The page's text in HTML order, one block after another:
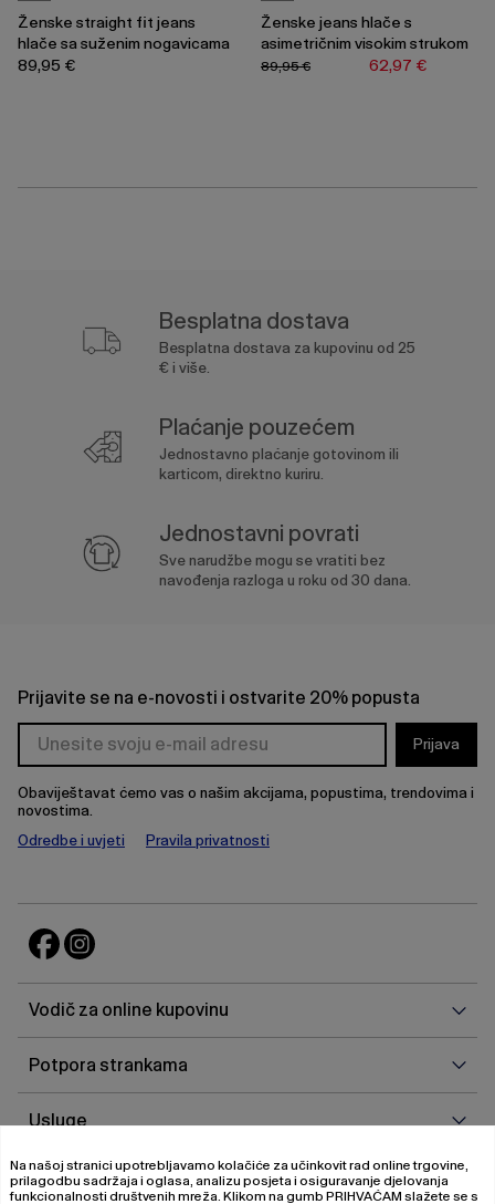
Ženske straight fit jeans
hlače sa suženim nogavicama
89,95 €
Ženske jeans hlače s
asimetričnim visokim strukom
62,97 €
89,95 €
Besplatna dostava
Besplatna dostava za kupovinu od 25
€ i više.
Plaćanje pouzećem
Jednostavno plaćanje gotovinom ili
karticom, direktno kuriru.
Jednostavni povrati
Sve narudžbe mogu se vratiti bez
navođenja razloga u roku od 30 dana.
Prijavite se na e-novosti i ostvarite 20% popusta
Prijava
Obaviještavat ćemo vas o našim akcijama, popustima, trendovima i
novostima.
Odredbe i uvjeti
Pravila privatnosti
Vodič za online kupovinu
Potpora strankama
Usluge
O
O nama
Na našoj stranici upotrebljavamo kolačiće za učinkovit rad online trgovine,
prilagodbu sadržaja i oglasa, analizu posjeta i osiguravanje djelovanja
funkcionalnosti društvenih mreža. Klikom na gumb PRIHVAĆAM slažete se s